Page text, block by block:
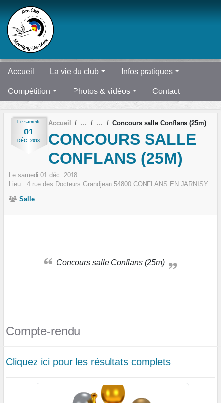
Accueil La vie du club Infos pratiques
Compétition Photos & vidéos Contact
Le samedi
01
DÉC. 2018
Accueil Concours salle Conflans (25m)
CONCOURS SALLE
CONFLANS (25M)
Le samedi 01 déc.
2018
Lieu : 4 rue des Docteurs Grandjean 54800 CONFLANS EN JARNISY
Salle
Concours salle Conflans (25m)
Compte-rendu
Cliquez ici pour les résultats complets
Panneau de gestion des cookies